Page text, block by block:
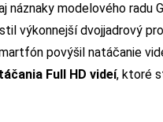
náznaky modelového radu
výkonnejší dvojjadrový
povýšil natáčanie
Full HD videí, ktoré